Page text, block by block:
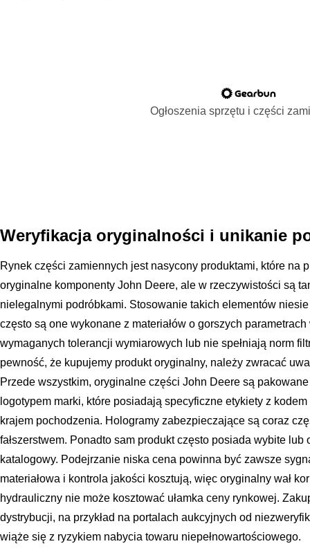
Ogłoszenia sprzętu i części
Weryfikacja oryginalności i unikanie
Rynek części zamiennych jest nasycony produktami, które na
oryginalne komponenty John Deere, ale w rzeczywistości są
nielegalnymi podróbkami. Stosowanie takich elementów
często są one wykonane z materiałów o gorszych
wymaganych tolerancji wymiarowych lub nie spełniają norm
pewność, że kupujemy produkt oryginalny, należy zwracać
Przede wszystkim, oryginalne części John Deere są
logotypem marki, które posiadają specyficzne etykiety z
krajem pochodzenia. Hologramy zabezpieczające są coraz
fałszerstwem. Ponadto sam produkt często posiada wybite
katalogowy. Podejrzanie niska cena powinna być zawsze
materiałowa i kontrola jakości kosztują, więc oryginalny wał
hydrauliczny nie może kosztować ułamka ceny rynkowej.
dystrybucji, na przykład na portalach aukcyjnych od
wiąże się z ryzykiem nabycia towaru niepełnowartościowego.